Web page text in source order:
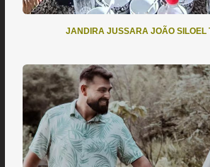
JANDIRA JUSSARA JOÃO SILOEL